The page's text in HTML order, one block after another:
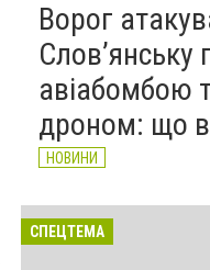
Ворог
Слов’янську
авіабомбою
дроном: що
НОВИНИ
СПЕЦТЕМА